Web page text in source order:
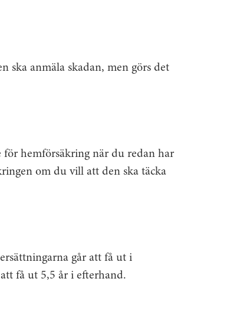
ska anmäla skadan, men görs det
hemförsäkring när du redan har
om du vill att den ska täcka
går att få ut i
få ut 5,5 år i efterhand.